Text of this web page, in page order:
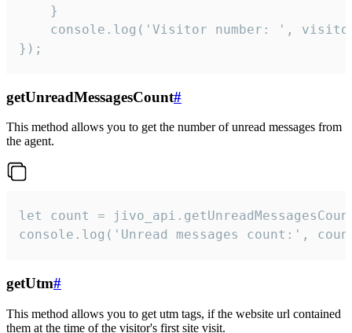
    }
console.log('Visitor number: ',
});
getUnreadMessagesCount#
This method allows you to get the number of unread messages from
the agent.
let count =
console.log('Unread messages count:',
getUtm#
This method allows you to get utm tags, if the website url contained
them at the time of the visitor's first site visit.